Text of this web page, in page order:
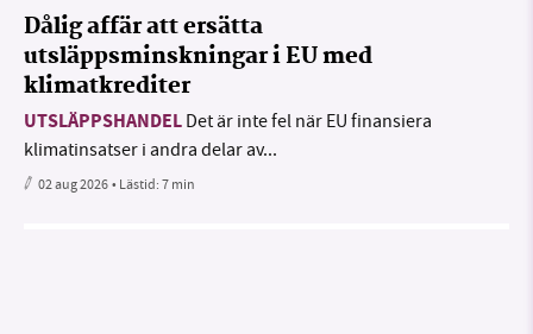
Dålig affär att ersätta
utsläppsminskningar i EU med
klimatkrediter
UTSLÄPPSHANDEL Det är inte fel när EU finansiera
klimatinsatser i andra delar av...
02 aug 2026• Lästid:7 min